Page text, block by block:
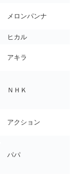
メロンパンナ
ヒカル
アキラ
ＮＨＫ
アクション
パパ